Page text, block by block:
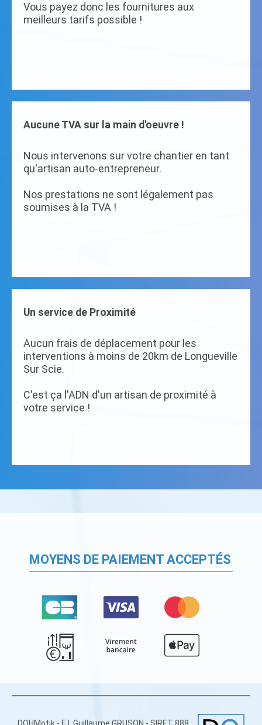
Vous payez donc les fournitures aux
meilleurs tarifs possible !
Aucune TVA sur la main d'oeuvre !
Nous intervenons sur votre chantier en tant
qu'artisan auto-entrepreneur.
Nos prestations ne sont légalement pas
soumises à la TVA !
Un service de Proximité
Aucun frais de déplacement pour les
interventions à moins de 20km de Longueville
Sur Scie.
C'est ça l'ADN d'un artisan de proximité à
votre service !
MOYENS DE PAIEMENT ACCEPTÉS